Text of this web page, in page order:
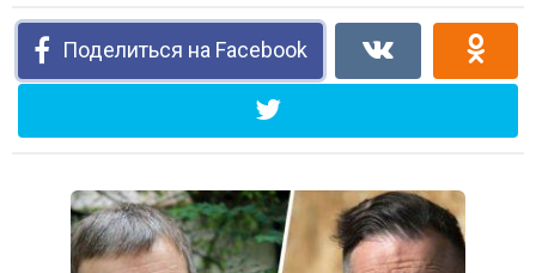
Поделиться на Facebook